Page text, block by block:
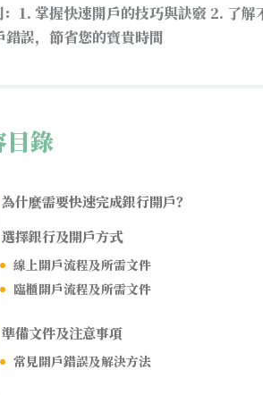
1. 掌握快速開戶的技巧與訣竅 2. 了解
誤，節省您的寶貴時間
目錄
為什麼需要快速完成銀行開戶？
選擇銀行及開戶方式
線上開戶流程及所需文件
臨櫃開戶流程及所需文件
準備文件及注意事項
常見開戶錯誤及解決方法